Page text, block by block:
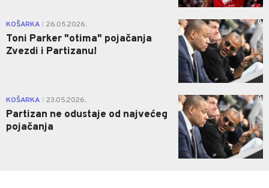
KOŠARKA 26.05.2026.
Toni Parker "otima" pojačanja
Zvezdi i Partizanu!
0
KOŠARKA 23.05.2026.
Partizan ne odustaje od najvećeg
pojačanja
0